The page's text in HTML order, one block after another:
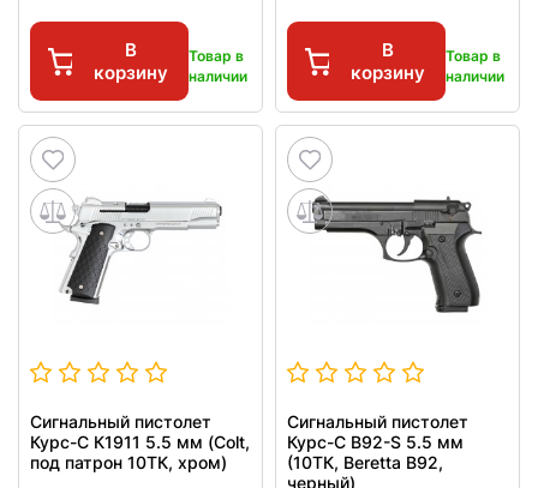
В
корзину
Товар в
наличии
В
корзину
Товар в
наличии
Сигнальный пистолет
Курс-С К1911 5.5 мм (Colt,
под патрон 10ТК, хром)
Сигнальный пистолет
Курс-С B92-S 5.5 мм
(10ТК, Beretta B92,
черный)